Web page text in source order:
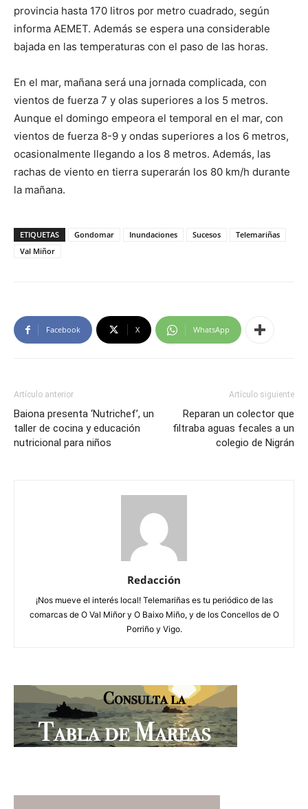
provincia hasta 170 litros por metro cuadrado, según
informa AEMET. Además se espera una considerable
bajada en las temperaturas con el paso de las horas.
En el mar, mañana será una jornada complicada, con
vientos de fuerza 7 y olas superiores a los 5 metros.
Aunque el domingo empeora el temporal en el mar, con
vientos de fuerza 8-9 y ondas superiores a los 6 metros,
ocasionalmente llegando a los 8 metros. Además, las
rachas de viento en tierra superarán los 80 km/h durante
la mañana.
ETIQUETAS Gondomar Inundaciones Sucesos
Telemariñas
Val Miñor
Facebook X WhatsApp
Artículo anterior
Baiona presenta ‘Nutrichef’, un
taller de cocina y educación
nutricional para niños
Artículo siguiente
Reparan un colector que
filtraba aguas fecales a un
colegio de Nigrán
Redacción
¡Nos mueve el interés local! Telemariñas es tu periódico de las
comarcas de O Val Miñor y O Baixo Miño, y de los Concellos de O
Porriño y Vigo.